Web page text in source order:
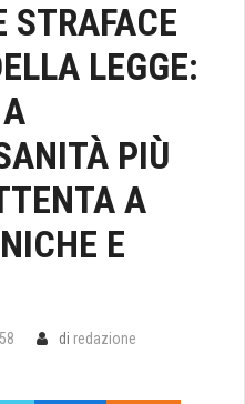
STRAFACE
LEGGE:
PIÙ
A
E
di redazione